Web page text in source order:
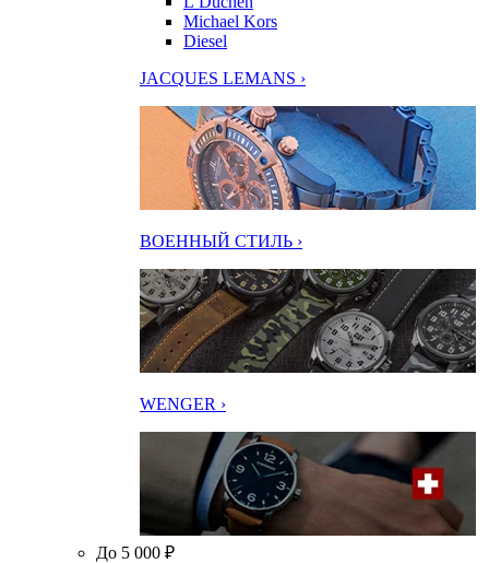
Michael Kors
Diesel
JACQUES LEMANS ›
ВОЕННЫЙ СТИЛЬ ›
WENGER ›
До 5 000 ₽